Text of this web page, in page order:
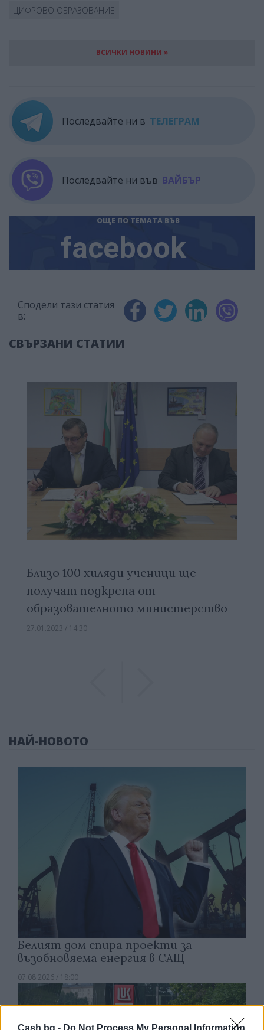
Cash.bg - Do Not Process My Personal Information
ЦИФРОВО ОБРАЗОВАНИЕ
ВСИЧКИ НОВИНИ »
Последвайте ни в ТЕЛЕГРАМ
Последвайте ни във ВАЙБЪР
ОЩЕ ПО ТЕМАТА ВЪВ
facebook
Сподели тази статия
в:
СВЪРЗАНИ СТАТИИ
Близо 100 хиляди ученици ще
получат подкрепа от
образователното министерство
27.01.2023 / 14:30
НАЙ-НОВОТО
Белият дом спира проекти за
възобновяема енергия в САЩ
07.08.2026 / 18:00